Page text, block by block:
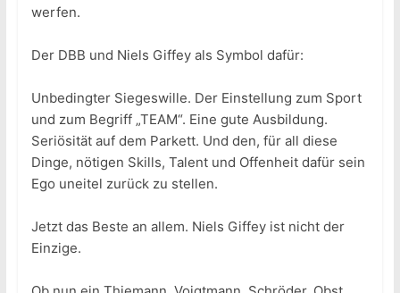
werfen.
Der DBB und Niels Giffey als Symbol dafür:
Unbedingter Siegeswille. Der Einstellung zum Sport
und zum Begriff „TEAM“. Eine gute Ausbildung.
Seriösität auf dem Parkett. Und den, für all diese
Dinge, nötigen Skills, Talent und Offenheit dafür sein
Ego uneitel zurück zu stellen.
Jetzt das Beste an allem. Niels Giffey ist nicht der
Einzige.